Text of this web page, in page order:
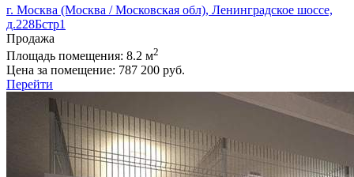
г. Москва (Москва / Московская обл), Ленинградское шоссе,
д.228Бстр1
Продажа
Площадь помещения: 8.2 м2
Цена за помещение: 787 200 руб.
Перейти